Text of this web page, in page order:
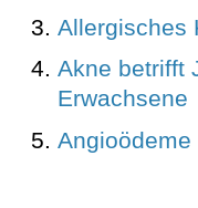
Allergisches
Akne betrifft
Erwachsene
Angioödeme